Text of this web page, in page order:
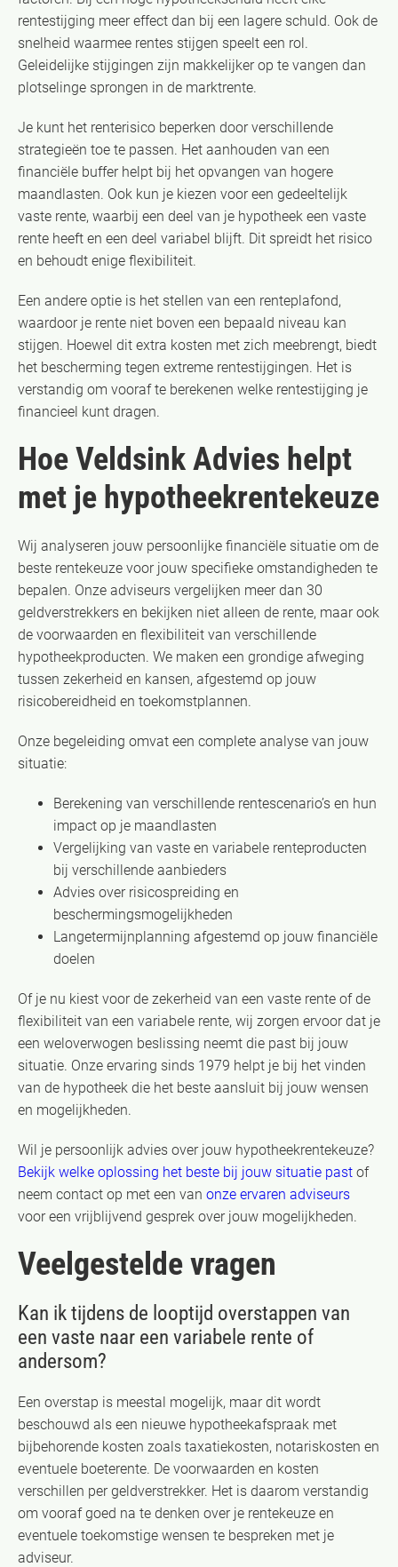
rentestijging meer effect dan bij een lagere schuld. Ook de
snelheid waarmee rentes stijgen speelt een rol.
Geleidelijke stijgingen zijn makkelijker op te vangen dan
plotselinge sprongen in de marktrente.
Je kunt het renterisico beperken door verschillende
strategieën toe te passen. Het aanhouden van een
financiële buffer helpt bij het opvangen van hogere
maandlasten. Ook kun je kiezen voor een gedeeltelijk
vaste rente, waarbij een deel van je hypotheek een vaste
rente heeft en een deel variabel blijft. Dit spreidt het risico
en behoudt enige flexibiliteit.
Een andere optie is het stellen van een renteplafond,
waardoor je rente niet boven een bepaald niveau kan
stijgen. Hoewel dit extra kosten met zich meebrengt, biedt
het bescherming tegen extreme rentestijgingen. Het is
verstandig om vooraf te berekenen welke rentestijging je
financieel kunt dragen.
Hoe Veldsink Advies helpt
met je hypotheekrentekeuze
Wij analyseren jouw persoonlijke financiële situatie om de
beste rentekeuze voor jouw specifieke omstandigheden te
bepalen. Onze adviseurs vergelijken meer dan 30
geldverstrekkers en bekijken niet alleen de rente, maar ook
de voorwaarden en flexibiliteit van verschillende
hypotheekproducten. We maken een grondige afweging
tussen zekerheid en kansen, afgestemd op jouw
risicobereidheid en toekomstplannen.
Onze begeleiding omvat een complete analyse van jouw
situatie:
Berekening van verschillende rentescenario’s en hun
impact op je maandlasten
Vergelijking van vaste en variabele renteproducten
bij verschillende aanbieders
Advies over risicospreiding en
beschermingsmogelijkheden
Langetermijnplanning afgestemd op jouw financiële
doelen
Of je nu kiest voor de zekerheid van een vaste rente of de
flexibiliteit van een variabele rente, wij zorgen ervoor dat je
een weloverwogen beslissing neemt die past bij jouw
situatie. Onze ervaring sinds 1979 helpt je bij het vinden
van de hypotheek die het beste aansluit bij jouw wensen
en mogelijkheden.
Wil je persoonlijk advies over jouw hypotheekrentekeuze?
Bekijk welke oplossing het beste bij jouw situatie past of
neem contact op met een van onze ervaren adviseurs
voor een vrijblijvend gesprek over jouw mogelijkheden.
Veelgestelde vragen
Kan ik tijdens de looptijd overstappen van
een vaste naar een variabele rente of
andersom?
Een overstap is meestal mogelijk, maar dit wordt
beschouwd als een nieuwe hypotheekafspraak met
bijbehorende kosten zoals taxatiekosten, notariskosten en
eventuele boeterente. De voorwaarden en kosten
verschillen per geldverstrekker. Het is daarom verstandig
om vooraf goed na te denken over je rentekeuze en
eventuele toekomstige wensen te bespreken met je
adviseur.